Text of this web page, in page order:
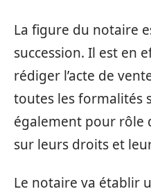
La figure du notaire
succession. Il est en
rédiger l’acte de
toutes les formalités
également pour rôle
sur leurs droits et
Le notaire va établir